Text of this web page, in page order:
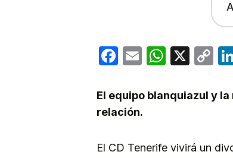
Facebook
Email X
El equipo blanquiazul y
relación.
El CD Tenerife vivirá un